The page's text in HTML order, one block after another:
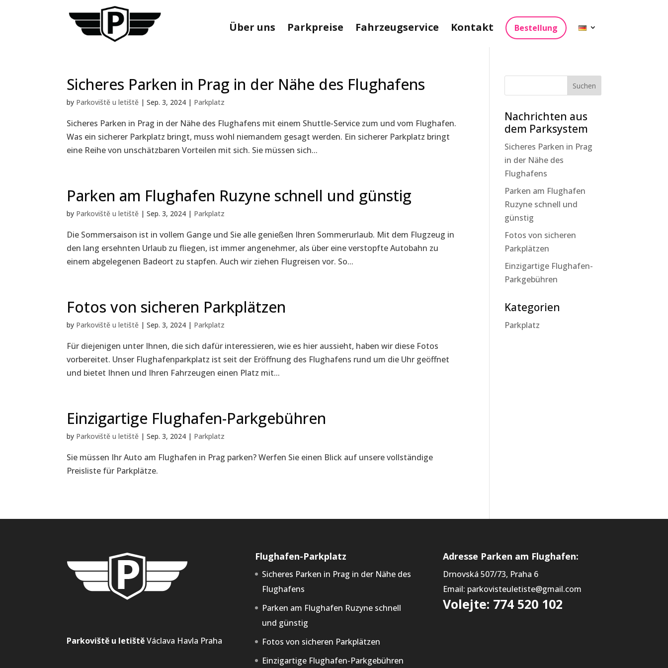
Über uns Parkpreise Fahrzeugservice Kontakt Bestellung
Sicheres Parken in Prag in der Nähe des Flughafens
by Parkoviště u letiště |Sep. 3, 2024 | Parkplatz
Sicheres Parken in Prag in der Nähe des Flughafens mit einem Shuttle-Service zum und vom Flughafen.
Was ein sicherer Parkplatz bringt, muss wohl niemandem gesagt werden. Ein sicherer Parkplatz bringt
eine Reihe von unschätzbaren Vorteilen mit sich. Sie müssen sich...
Parken am Flughafen Ruzyne schnell und günstig
by Parkoviště u letiště |Sep. 3, 2024 | Parkplatz
Die Sommersaison ist in vollem Gange und Sie alle genießen Ihren Sommerurlaub. Mit dem Flugzeug in
den lang ersehnten Urlaub zu fliegen, ist immer angenehmer, als über eine verstopfte Autobahn zu
einem abgelegenen Badeort zu stapfen. Auch wir ziehen Flugreisen vor. So...
Fotos von sicheren Parkplätzen
by Parkoviště u letiště |Sep. 3, 2024 | Parkplatz
Für diejenigen unter Ihnen, die sich dafür interessieren, wie es hier aussieht, haben wir diese Fotos
vorbereitet. Unser Flughafenparkplatz ist seit der Eröffnung des Flughafens rund um die Uhr geöffnet
und bietet Ihnen und Ihren Fahrzeugen einen Platz mit...
Einzigartige Flughafen-Parkgebühren
by Parkoviště u letiště |Sep. 3, 2024 | Parkplatz
Sie müssen Ihr Auto am Flughafen in Prag parken? Werfen Sie einen Blick auf unsere vollständige
Preisliste für Parkplätze.
Nachrichten aus
dem Parksystem
Sicheres Parken in Prag
in der Nähe des
Flughafens
Parken am Flughafen
Ruzyne schnell und
günstig
Fotos von sicheren
Parkplätzen
Einzigartige Flughafen-
Parkgebühren
Kategorien
Parkplatz
Parkoviště u letištěVáclava Havla Praha
Flughafen-Parkplatz
Sicheres Parken in Prag in der Nähe des
Flughafens
Parken am Flughafen Ruzyne schnell
und günstig
Fotos von sicheren Parkplätzen
Einzigartige Flughafen-Parkgebühren
Adresse Parken am Flughafen:
Drnovská 507/73, Praha 6
Email: parkovisteuletiste@gmail.com
Volejte: 774 520 102